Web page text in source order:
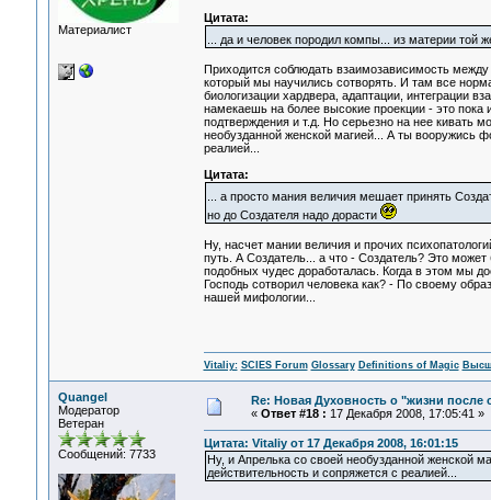
Материалист
Цитата:
... да и человек породил компы... из материи той
Приходится соблюдать взаимозависимость
который мы научились сотворять. И там все
биологизации хардвера, адаптации, интеграции
намекаешь на более высокие проекции - это пока
подтверждения и т.д. Но серьезно на нее кивать
необузданной женской магией... А ты вооружись
реалией...
Цитата:
... а просто мания величия мешает принять
но до Создателя надо дорасти
Ну, насчет мании величия и прочих
путь. А Создатель... а что - Создатель? Это
подобных чудес доработалась. Когда в этом мы
Господь сотворил человека как? - По своему
нашей мифологии...
Vitaliy: SCIES Forum Glossary Definitions of Magic
Quangel
Модератор
Ветеран
Сообщений: 7733
Re: Новая Духовность о "жизни после
« Ответ #18 : 17 Декабря 2008, 17:05:41 »
Цитата: Vitaliy от 17 Декабря 2008, 16:01:15
Ну, и Апрелька со своей необузданной женской
действительность и сопряжется с реалией...